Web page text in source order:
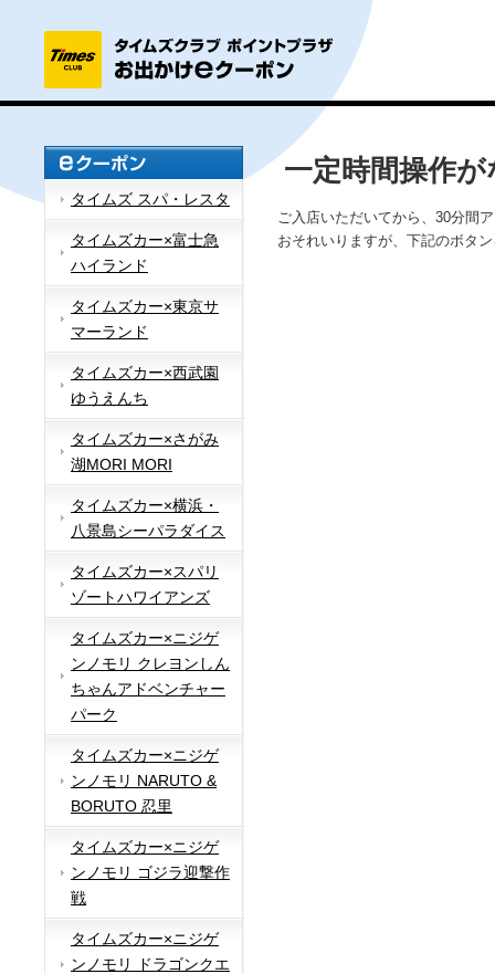
タイムズ スパ・レスタ
タイムズカー×富士急
ハイランド
タイムズカー×東京サ
マーランド
タイムズカー×西武園
ゆうえんち
タイムズカー×さがみ
湖MORI MORI
タイムズカー×横浜・
八景島シーパラダイス
タイムズカー×スパリ
ゾートハワイアンズ
タイムズカー×ニジゲ
ンノモリ クレヨンしん
ちゃんアドベンチャー
パーク
タイムズカー×ニジゲ
ンノモリ NARUTO &
BORUTO 忍里
タイムズカー×ニジゲ
ンノモリ ゴジラ迎撃作
戦
タイムズカー×ニジゲ
ンノモリ ドラゴンクエ
一定時間操作
ご入店いただいてから、30分間
おそれいりますが、下記のボタ